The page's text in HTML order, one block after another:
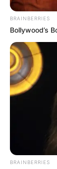
BRAINBERRIES
Bollywood’s
BRAINBERRIES